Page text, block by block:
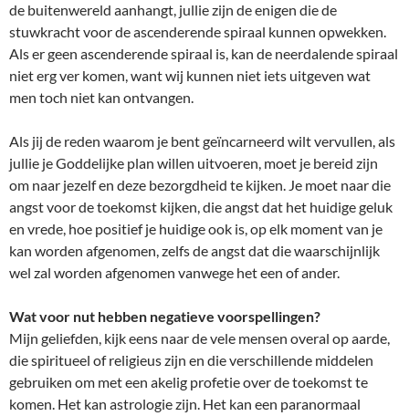
de buitenwereld aanhangt, jullie zijn de enigen die de
stuwkracht voor de ascenderende spiraal kunnen opwekken.
Als er geen ascenderende spiraal is, kan de neerdalende spiraal
niet erg ver komen, want wij kunnen niet iets uitgeven wat
men toch niet kan ontvangen.
Als jij de reden waarom je bent geïncarneerd wilt vervullen, als
jullie je Goddelijke plan willen uitvoeren, moet je bereid zijn
om naar jezelf en deze bezorgdheid te kijken. Je moet naar die
angst voor de toekomst kijken, die angst dat het huidige geluk
en vrede, hoe positief je huidige ook is, op elk moment van je
kan worden afgenomen, zelfs de angst dat die waarschijnlijk
wel zal worden afgenomen vanwege het een of ander.
Wat voor nut hebben negatieve voorspellingen?
Mijn geliefden, kijk eens naar de vele mensen overal op aarde,
die spiritueel of religieus zijn en die verschillende middelen
gebruiken om met een akelig profetie over de toekomst te
komen. Het kan astrologie zijn. Het kan een paranormaal